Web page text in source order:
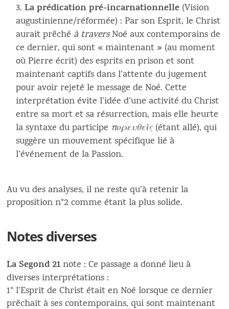
La prédication pré-incarnationnelle (Vision
augustinienne/réformée) : Par son Esprit, le Christ
aurait prêché à traversNoé aux contemporains de
ce dernier, qui sont « maintenant » (au moment
où Pierre écrit) des esprits en prison et sont
maintenant captifs dans l’attente du jugement
pour avoir rejeté le message de Noé. Cette
interprétation évite l’idée d’une activité du Christ
entre sa mort et sa résurrection, mais elle heurte
la syntaxe du participe πορευθεὶς(étant allé), qui
suggère un mouvement spécifique lié à
l’événement de la Passion.
Au vu des analyses, il ne reste qu’à retenir la
proposition n°2 comme étant la plus solide.
Notes diverses
La Segond 21note : Ce passage a donné lieu à
diverses interprétations :
1° l’Esprit de Christ était en Noé lorsque ce dernier
prêchait à ses contemporains, qui sont maintenant